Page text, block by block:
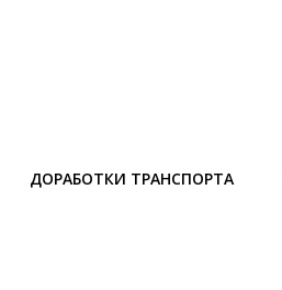
ДОРАБОТКИ ТРАНСПОРТА